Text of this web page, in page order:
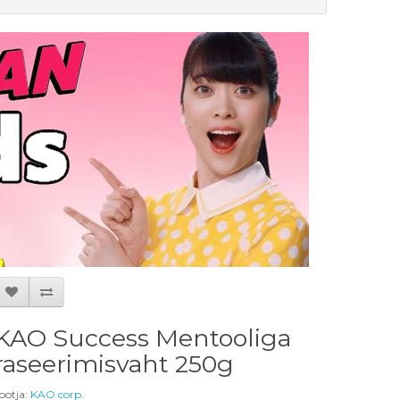
Success Mentooliga
250g
KAO corp.